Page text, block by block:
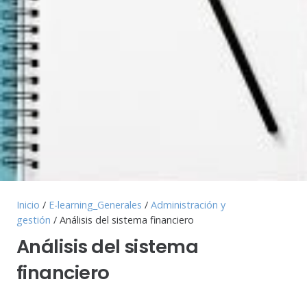
Inicio / E-learning_Generales / Administración y
gestión / Análisis del sistema financiero
Análisis del sistema
financiero